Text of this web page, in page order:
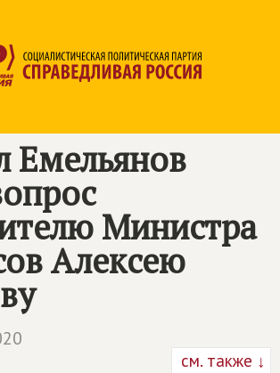
Емельянов
Министра
Алексею
см. также ↓